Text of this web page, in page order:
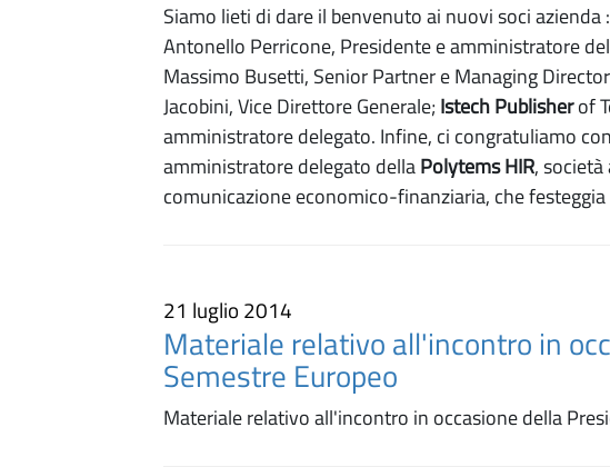
Siamo lieti di dare il benvenuto ai nuovi soci azienda :
Antonello Perricone, Presidente e amministratore
Massimo Busetti, Senior Partner e Managing
Jacobini, Vice Direttore Generale; Istech Publisherof
amministratore delegato. Infine, ci congratuliamo
amministratore delegato dellaPolytems HIR,
comunicazione economico-finanziaria, che
21 luglio 2014
Materiale relativo all'incontro in
Semestre Europeo
Materiale relativo all'incontro in occasione della